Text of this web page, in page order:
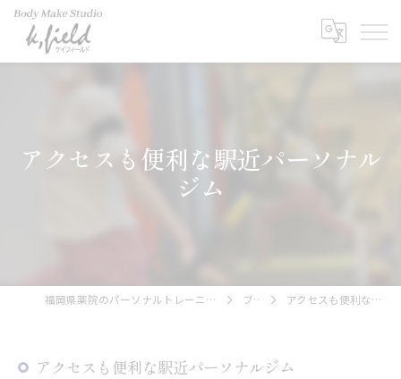
アクセスも便利な駅近パーソナル
ジム
福岡県薬院のパーソナルトレーニングならBody Make Studio k.field ブログ アクセスも便利な駅近パーソナルジム
アクセスも便利な駅近パーソナルジム